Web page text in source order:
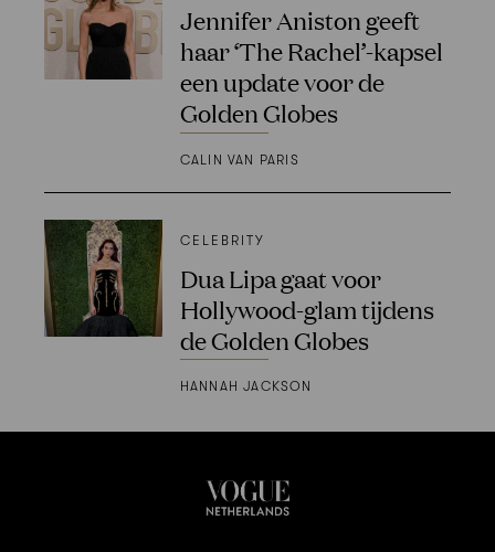
Jennifer Aniston geeft
haar ‘The Rachel’-kapsel
een update voor de
Golden Globes
CALIN VAN PARIS
CELEBRITY
Dua Lipa gaat voor
Hollywood-glam tijdens
de Golden Globes
HANNAH JACKSON